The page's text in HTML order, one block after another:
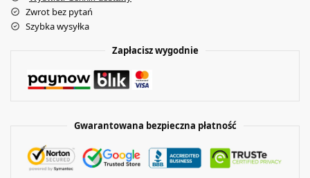
Zwrot bez pytań
Szybka wysyłka
Zapłacisz wygodnie
Gwarantowana bezpieczna płatność